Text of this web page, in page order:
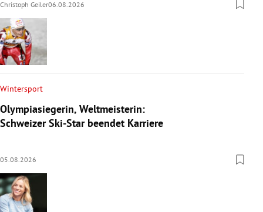
Christoph Geiler06.08.2026
Wintersport
Olympiasiegerin, Weltmeisterin:
Schweizer Ski-Star beendet Karriere
05.08.2026